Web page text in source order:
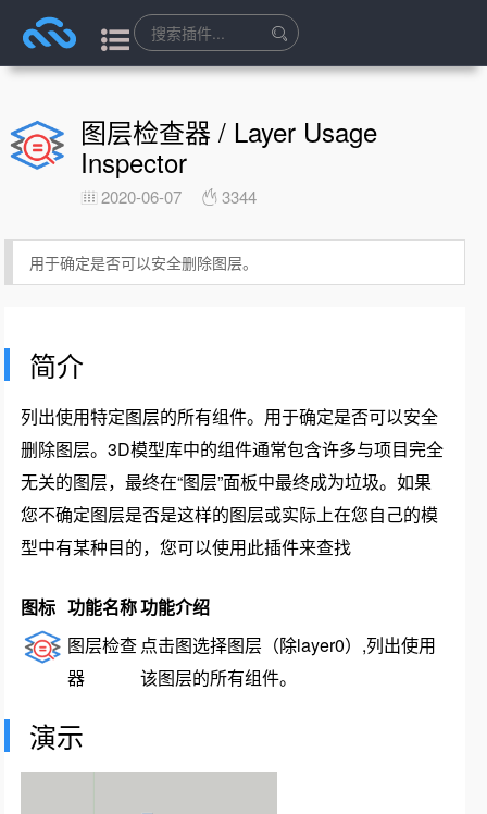
图层检查器 / Layer Usage
Inspector
2020-06-07 3344
用于确定是否可以安全删除图层。
简介
列出使用特定图层的所有组件。用于确定是否可以安全
删除图层。3D模型库中的组件通常包含许多与项目完全
无关的图层，最终在“图层”面板中最终成为垃圾。如果
您不确定图层是否是这样的图层或实际上在您自己的模
型中有某种目的，您可以使用此插件来查找
图标 功能名称功能介绍
图层检查
器
点击图选择图层（除layer0）,列出使用
该图层的所有组件。
演示